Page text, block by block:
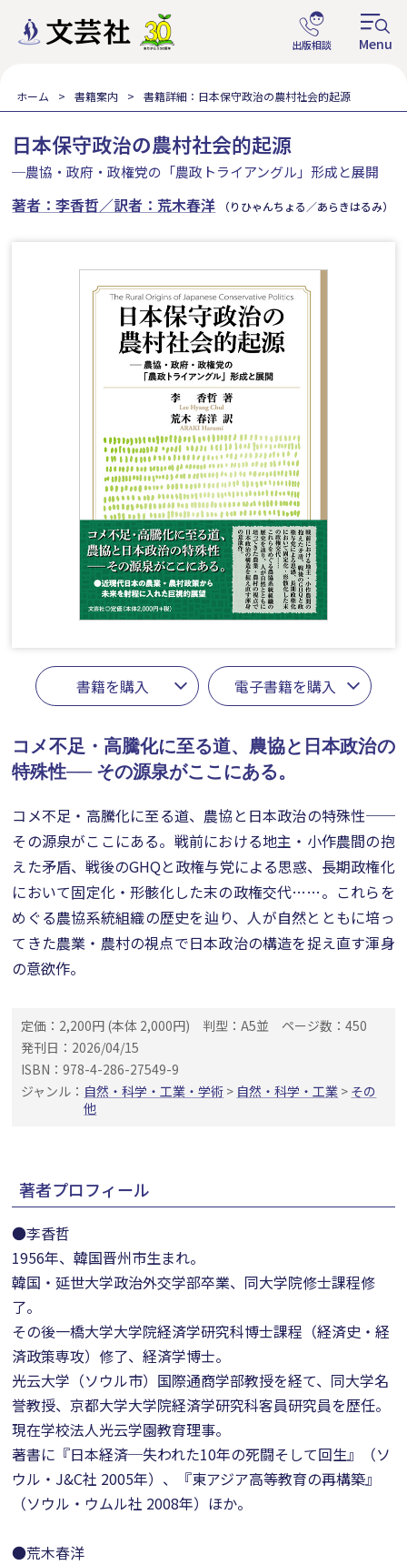
ホーム 書籍案内 書籍詳細：日本保守政治の農村社会的起源
日本保守政治の農村社会的起源
─農協・政府・政権党の「農政トライアングル」形成と展開
著者：李香哲／訳者：荒木春洋 （りひゃんちょる／あらきはるみ）
書籍を購入 電子書籍を購入
コメ不足・高騰化に至る道、農協と日本政治の
特殊性──その源泉がここにある。
コメ不足・高騰化に至る道、農協と日本政治の特殊性──
その源泉がここにある。戦前における地主・小作農間の抱
えた矛盾、戦後のGHQと政権与党による思惑、長期政権化
において固定化・形骸化した末の政権交代……。これらを
めぐる農協系統組織の歴史を辿り、人が自然とともに培っ
てきた農業・農村の視点で日本政治の構造を捉え直す渾身
の意欲作。
定価：2,200円 (本体 2,000円) 判型：A5並
ページ数：450
発刊日：2026/04/15
ISBN：978-4-286-27549-9
ジャンル： 自然・科学・工業・学術 > 自然・科学・工業 > その
他
著者プロフィール
●李香哲
1956年、韓国晋州市生まれ。
韓国・延世大学政治外交学部卒業、同大学院修士課程修
了。
その後一橋大学大学院経済学研究科博士課程（経済史・経
済政策専攻）修了、経済学博士。
光云大学（ソウル市）国際通商学部教授を経て、同大学名
誉教授、京都大学大学院経済学研究科客員研究員を歴任。
現在学校法人光云学園教育理事。
著書に『日本経済─失われた10年の死闘そして回生』（ソ
ウル・J&C社 2005年）、『東アジア高等教育の再構築』
（ソウル・ウムル社 2008年）ほか。
●荒木春洋